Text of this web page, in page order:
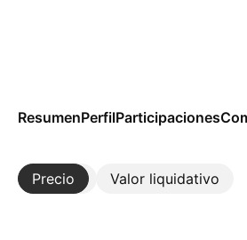
ResumenPerfilParticipaciones
Precio Valor liquidativo
Más